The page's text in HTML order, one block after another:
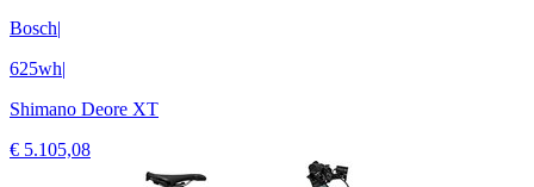
Bosch|
625wh|
Shimano Deore XT
€ 5.105,08